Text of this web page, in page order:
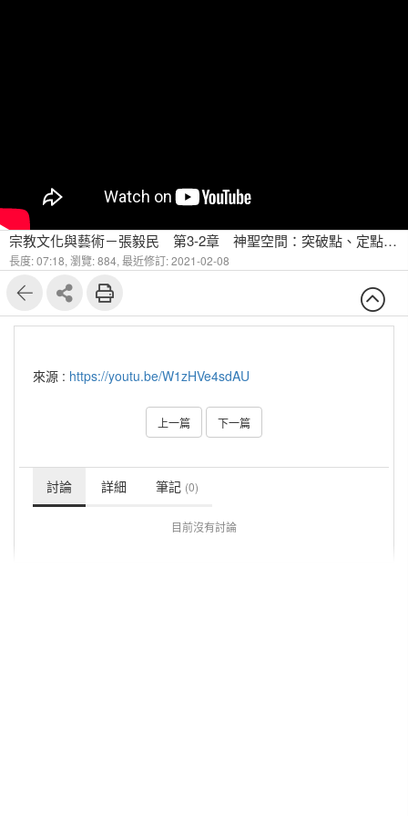
宗教文化與藝術－張毅民 第3-2章 神聖空間：突破點、定點、中心軸、聖顯
長度: 07:18, 瀏覽: 884, 最近修訂: 2021-02-08
來源 : https://youtu.be/W1zHVe4sdAU
上一篇 下一篇
討論 詳細 筆記 (0)
目前沒有討論